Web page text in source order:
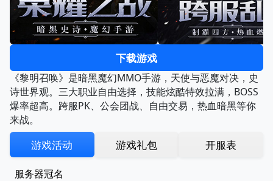
下载游戏
《黎明召唤》是暗黑魔幻MMO手游，天使与恶魔对决，史
诗世界观。三大职业自由选择，技能炫酷特效拉满，BOSS
爆率超高。跨服PK、公会团战、自由交易，热血暗黑等你
来战。
游戏活动 游戏礼包 开服表
服务器冠名